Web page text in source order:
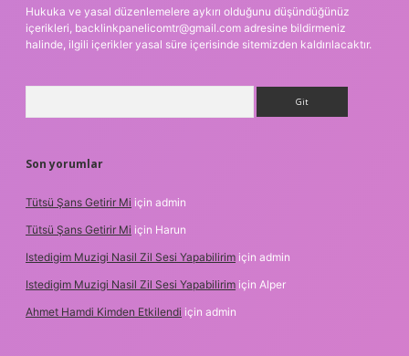
Hukuka ve yasal düzenlemelere aykırı olduğunu düşündüğünüz
içerikleri, backlinkpanelicomtr@gmail.com adresine bildirmeniz
halinde, ilgili içerikler yasal süre içerisinde sitemizden kaldırılacaktır.
Son yorumlar
Tütsü Şans Getirir Mi için admin
Tütsü Şans Getirir Mi için Harun
Istedigim Muzigi Nasil Zil Sesi Yapabilirim için admin
Istedigim Muzigi Nasil Zil Sesi Yapabilirim için Alper
Ahmet Hamdi Kimden Etkilendi için admin